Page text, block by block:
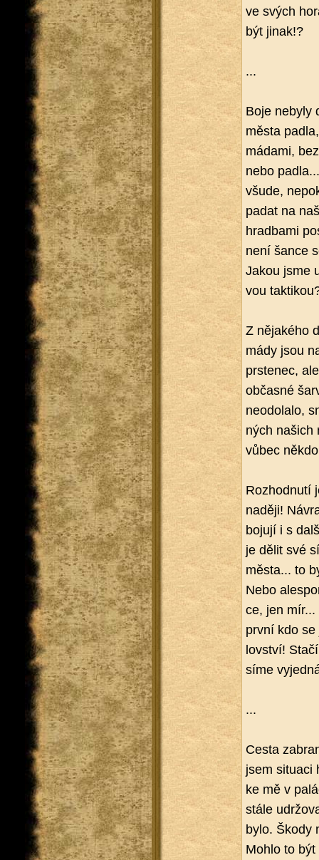
ve svých
být jinak!?
...
Boje ne­by­ly
města
má­da­mi,
nebo
všude,
pa­dat na
hradba­mi
není šance
Jakou jsme
vou
Z ně­ja­ké­ho
má­dy jsou
prs­te­nec,
ob­čas­né
ne­o­do­la­lo,
ných na­šich
vůbec
Roz­hod­nu­tí
na­dě­ji!
bo­ju­jí i s
je dělit své
města... to
Nebo
ce, jen
první kdo
lov­ství!
sí­me
...
Cesta
jsem si­tu­a­ci
ke mě v
stále
bylo. Škody
Mohlo to